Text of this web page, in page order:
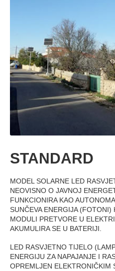
STANDARD
MODEL SOLARNE LED
NEOVISNO O JAVNOJ
FUNKCIONIRA KAO
SUNČEVA ENERGIJA (FOTONI)
MODULI PRETVORE U
AKUMULIRA SE U BATERIJI.
LED RASVJETNO TIJELO
ENERGIJU ZA NAPAJANJE I
OPREMLJEN ELEKTRONIČKIM